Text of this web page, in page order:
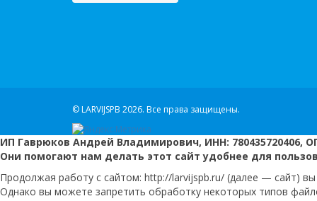
© LARVIJSPB 2026. Все права защищены.
ИП Гаврюков Андрей Владимирович, ИНН: 780435720406,
Они помогают нам делать этот сайт удобнее для
Продолжая работу с сайтом: http://larvijspb.ru/ (далее — сайт)
Однако вы можете запретить обработку некоторых типов